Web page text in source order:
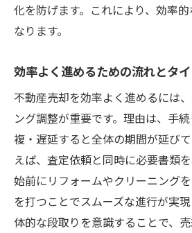
化を防げます。これにより、効率
なります。
効率よく進めるための流れとタ
不動産売却を効率よく進めるには
ング調整が重要です。理由は、手
複・遅延すると全体の期間が延び
えば、査定依頼と同時に必要書類
始前にリフォームやクリーニング
を打つことでスムーズな進行が実
体的な段取りを意識することで、